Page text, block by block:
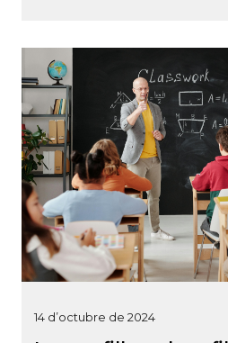
14 d’octubre de 2024